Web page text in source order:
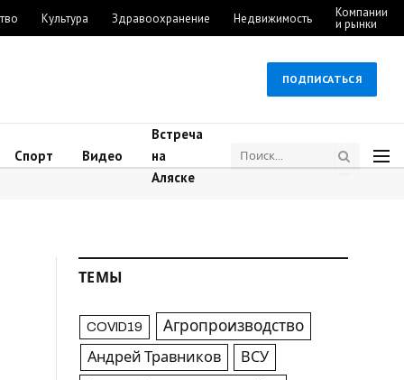
Культура Здравоохранение Недвижимость Компании
и рынки
ПОДПИСАТЬСЯ
Спорт Видео
Встреча
на
Аляске
ТЕМЫ
COVID19 Агропроизводство
Андрей Травников ВСУ